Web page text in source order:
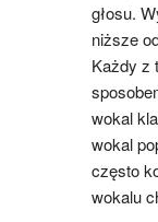
głosu.
niższe
Każdy z
wokal
wokal
często
wokalu